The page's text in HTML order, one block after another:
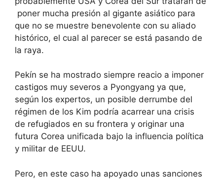
poner mucha presión al gigante asiático para
que no se muestre benevolente con su aliado
histórico, el cual al parecer se está pasando de
la raya.
Pekín se ha mostrado siempre reacio a imponer
castigos muy severos a Pyongyang ya que,
según los expertos, un posible derrumbe del
régimen de los Kim podría acarrear una crisis
de refugiados en su frontera y originar una
futura Corea unificada bajo la influencia política
y militar de EEUU.
Pero, en este caso ha apoyado unas sanciones